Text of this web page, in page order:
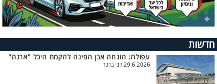
חדשות
עפולה: הונחה אבן הפינה להקמת היכל "ארנה"
29.6.2026 דני ברנר